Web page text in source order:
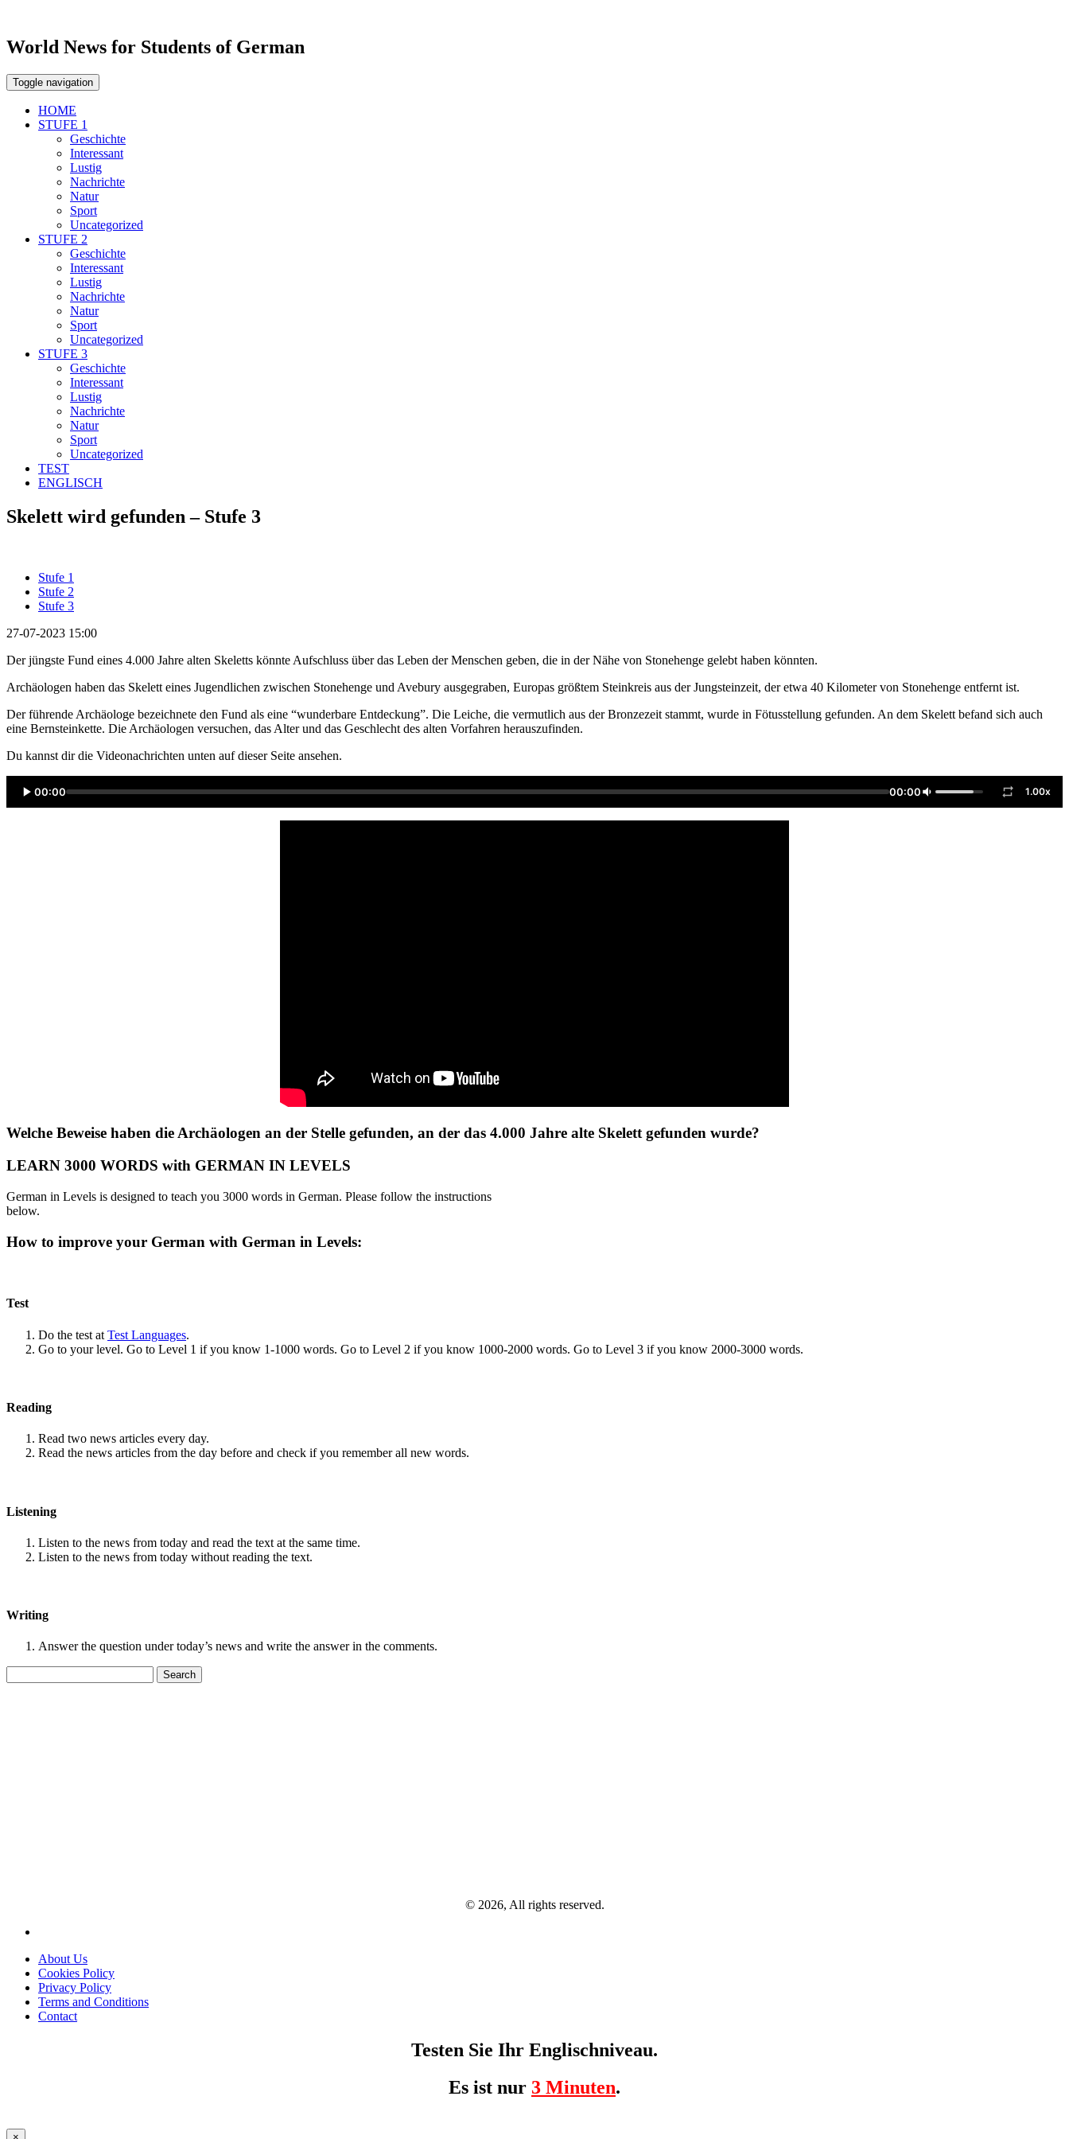
World News for Students of German
Toggle navigation
HOME
STUFE 1
Geschichte
Interessant
Lustig
Nachrichte
Natur
Sport
Uncategorized
STUFE 2
Geschichte
Interessant
Lustig
Nachrichte
Natur
Sport
Uncategorized
STUFE 3
Geschichte
Interessant
Lustig
Nachrichte
Natur
Sport
Uncategorized
TEST
ENGLISCH
Skelett wird gefunden – Stufe 3
Stufe 1
Stufe 2
Stufe 3
27-07-2023 15:00
Der jüngste Fund eines 4.000 Jahre alten Skeletts könnte Aufschluss über das Leben der Menschen geben, die in der Nähe von Stonehenge gelebt haben könnten.
Archäologen haben das Skelett eines Jugendlichen zwischen Stonehenge und Avebury ausgegraben, Europas größtem Steinkreis aus der Jungsteinzeit, der etwa 40 Kilometer von Stonehenge entfernt ist.
Der führende Archäologe bezeichnete den Fund als eine “wunderbare Entdeckung”. Die Leiche, die vermutlich aus der Bronzezeit stammt, wurde in Fötusstellung gefunden. An dem Skelett befand sich auch
eine Bernsteinkette. Die Archäologen versuchen, das Alter und das Geschlecht des alten Vorfahren herauszufinden.
Du kannst dir die Videonachrichten unten auf dieser Seite ansehen.
00:00 00:00 1.00x
Welche Beweise haben die Archäologen an der Stelle gefunden, an der das 4.000 Jahre alte Skelett gefunden wurde?
LEARN 3000 WORDS with GERMAN IN LEVELS
German in Levels is designed to teach you 3000 words in German. Please follow the instructions
below.
How to improve your German with German in Levels:
Test
Do the test at Test Languages.
Go to your level. Go to Level 1 if you know 1-1000 words. Go to Level 2 if you know 1000-2000 words. Go to Level 3 if you know 2000-3000 words.
Reading
Read two news articles every day.
Read the news articles from the day before and check if you remember all new words.
Listening
Listen to the news from today and read the text at the same time.
Listen to the news from today without reading the text.
Writing
Answer the question under today’s news and write the answer in the comments.
for:
© 2026, All rights reserved.
About Us
Cookies Policy
Privacy Policy
Terms and Conditions
Contact
Testen Sie Ihr Englischniveau.
Es ist nur 3 Minuten.